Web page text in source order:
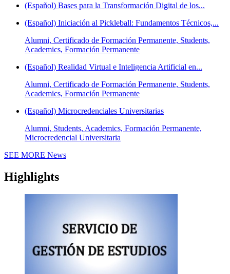
(Español) Bases para la Transformación Digital de los...
(Español) Iniciación al Pickleball: Fundamentos Técnicos,...
Alumni, Certificado de Formación Permanente, Students,
Academics, Formación Permanente
(Español) Realidad Virtual e Inteligencia Artificial en...
Alumni, Certificado de Formación Permanente, Students,
Academics, Formación Permanente
(Español) Microcredenciales Universitarias
Alumni, Students, Academics, Formación Permanente,
Microcredencial Universitaria
SEE MORE News
Highlights